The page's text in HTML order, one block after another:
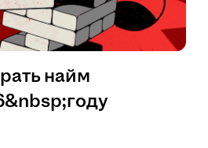
найм